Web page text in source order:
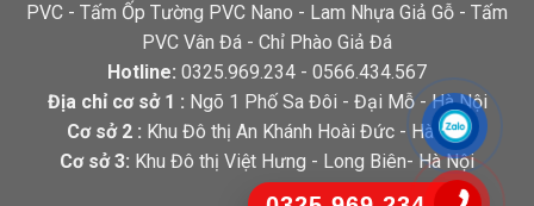
PVC - Tấm Ốp Tường PVC Nano - Lam Nhựa Giả Gỗ - Tấm
PVC Vân Đá - Chỉ Phào Giả Đá
Hotline: 0325.969.234 - 0566.434.567
Địa chỉ cơ sở 1 : Ngõ 1 Phố Sa Đôi - Đại Mỗ - Hà Nội
Cơ sở 2 : Khu Đô thị An Khánh Hoài Đức - Hà Nội
Cơ sở 3: Khu Đô thị Việt Hưng - Long Biên- Hà Nội